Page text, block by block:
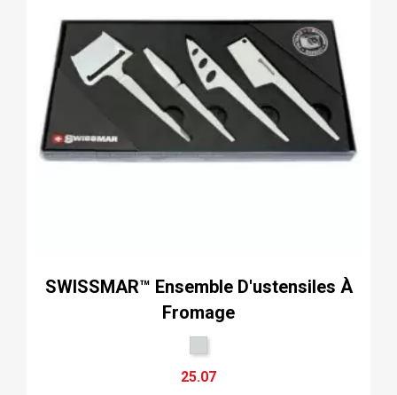
SWISSMAR™ Ensemble D'ustensiles À
Fromage
25.07